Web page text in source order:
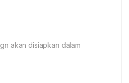
akan disiapkan dalam